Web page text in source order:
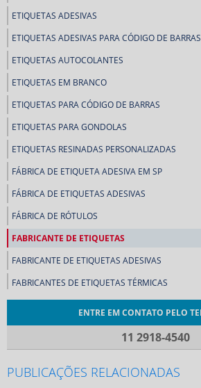
ETIQUETAS ADESIVAS
ETIQUETAS ADESIVAS PARA CÓDIGO DE BARRAS
ETIQUETAS AUTOCOLANTES
ETIQUETAS EM BRANCO
ETIQUETAS PARA CÓDIGO DE BARRAS
ETIQUETAS PARA GONDOLAS
ETIQUETAS RESINADAS PERSONALIZADAS
FÁBRICA DE ETIQUETA ADESIVA EM SP
FÁBRICA DE ETIQUETAS ADESIVAS
FÁBRICA DE RÓTULOS
FABRICANTE DE ETIQUETAS
FABRICANTE DE ETIQUETAS ADESIVAS
FABRICANTES DE ETIQUETAS TÉRMICAS
FABRICANTES DE RÓTULOS ADESIVOS
INDÚSTRIA DE ETIQUETAS
INDÚSTRIA DE ETIQUETAS ADESIVAS
ENTRE EM CONTATO PELO
11 2918-4540
PUBLICAÇÕES RELACIONADAS